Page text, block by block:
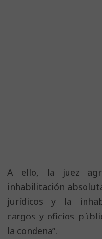
A ello, la juez
inhabilitación
jurídicos y la
cargos y oficios
la condena”.